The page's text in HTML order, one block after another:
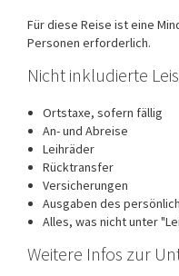
Für diese Reise ist eine
Personen erforderlich.
Nicht inkludierte
Ortstaxe, sofern fällig
An- und Abreise
Leihräder
Rücktransfer
Versicherungen
Ausgaben des
Alles, was nicht unter
Weitere Infos zur